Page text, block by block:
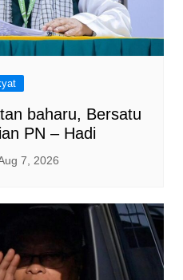
baharu, Bersatu
PN – Hadi
7, 2026